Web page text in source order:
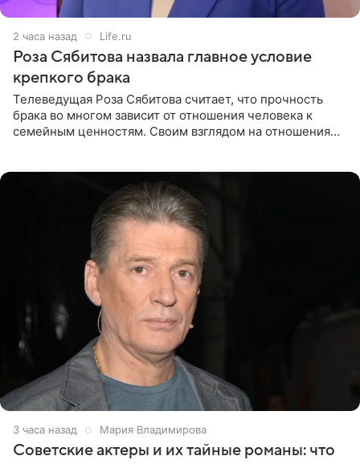
2 часа назад Life.ru
Роза Сябитова назвала главное условие
крепкого брака
Телеведущая Роза Сябитова считает, что прочность
брака во многом зависит от отношения человека к
семейным ценностям. Своим взглядом на отношения
3 часа назад Мария Владимирова
Советские актеры и их тайные романы: что